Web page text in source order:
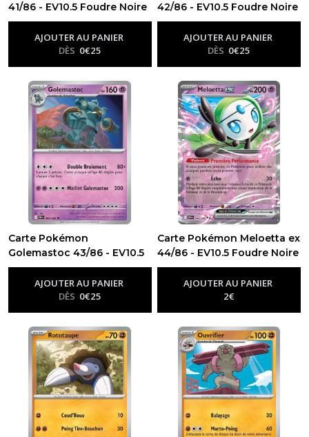
41/86 - EV10.5 Foudre Noire
-Ev10.5 - Foudre Noire
AJOUTER AU PANIER
DÈS 0€25
42/86 - EV10.5 Foudre Noire
-Ev10.5 - Foudre Noire
AJOUTER AU PANIER
DÈS 0€25
Carte Pokémon
Golemastoc 43/86 - EV10.5
Foudre Noire-Ev10.5 - Foudre
AJOUTER AU PANIER
DÈS 0€25
Carte Pokémon Meloetta ex
44/86 - EV10.5 Foudre Noire
-Ev10.5 - Foudre Noire
AJOUTER AU PANIER
2€